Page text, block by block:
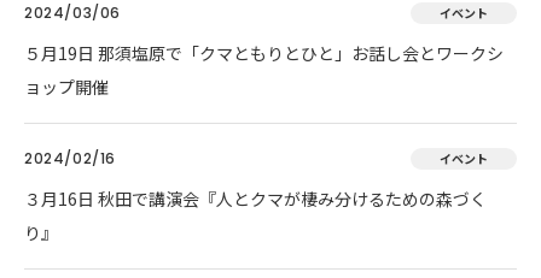
2024/03/06 イベント
５月19日 那須塩原で「クマともりとひと」お話し会とワークシ
ョップ開催
2024/02/16 イベント
３月16日 秋田で講演会『人とクマが棲み分けるための森づく
り』